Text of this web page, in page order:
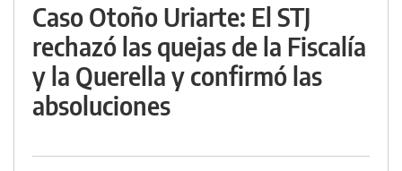
Caso Otoño Uriarte: El STJ
rechazó las quejas de la Fiscalía
y la Querella y confirmó las
absoluciones